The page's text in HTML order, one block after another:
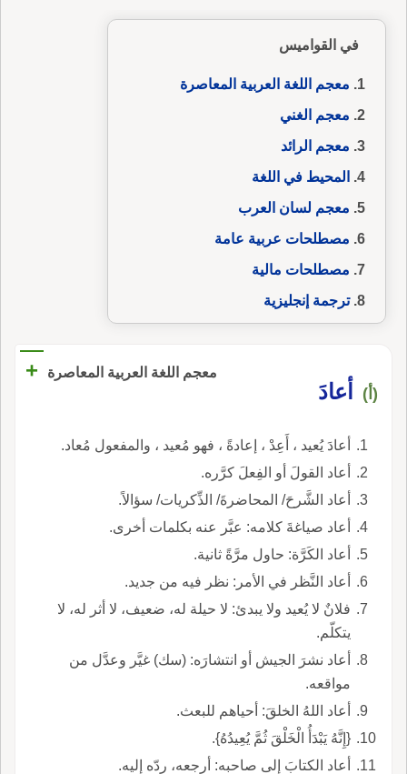
في القواميس
معجم اللغة العربية المعاصرة
معجم الغني
معجم الرائد
المحيط في اللغة
معجم لسان العرب
مصطلحات عربية عامة
مصطلحات مالية
ترجمة إنجليزية
معجم اللغة العربية المعاصرة +
(أ) أعادَ
أعادَ يُعيد ، أَعِدْ ، إعادةً ، فهو مُعيد ، والمفعول مُعاد.
أعاد القولَ أو الفِعلَ كرَّره.
أعاد الشَّرحَ/ المحاضرةَ/ الذِّكريات/ سؤالاً.
أعاد صياغةَ كلامه: عبَّر عنه بكلمات أخرى.
أعاد الكَرَّة: حاول مرَّةً ثانية.
أعاد النَّظر في الأمر: نظر فيه من جديد.
فلانٌ لا يُعيد ولا يبدئ: لا حيلة له، ضعيف، لا أثر له، لا
يتكلّم.
أعاد نشرَ الجيش أو انتشارَه: (سك) غيَّر وعدَّل من
مواقعه.
أعاد اللهُ الخلقَ: أحياهم للبعث.
{إِنَّهُ يَبْدَأُ الْخَلْقَ ثُمَّ يُعِيدُهُ}.
أعاد الكتابَ إلى صاحبه: أرجعه، ردّه إليه.